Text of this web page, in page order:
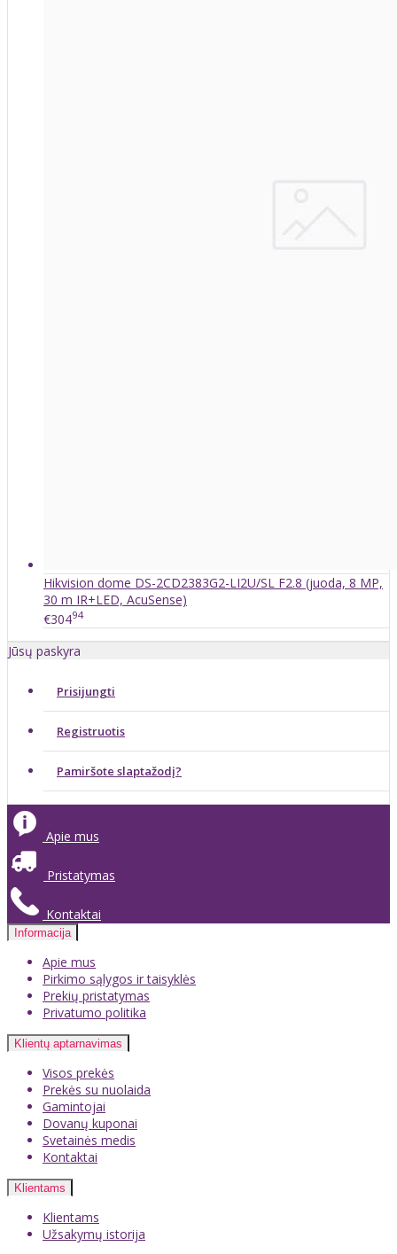
Hikvision dome DS-2CD2383G2-LI2U/SL F2.8 (juoda, 8 MP,
30 m IR+LED, AcuSense)
€30494
Jūsų paskyra
Prisijungti
Registruotis
Pamiršote slaptažodį?
Apie mus
Pristatymas
Kontaktai
Informacija
Apie mus
Pirkimo sąlygos ir taisyklės
Prekių pristatymas
Privatumo politika
Klientų aptarnavimas
Visos prekės
Prekės su nuolaida
Gamintojai
Dovanų kuponai
Svetainės medis
Kontaktai
Klientams
Klientams
Užsakymų istorija